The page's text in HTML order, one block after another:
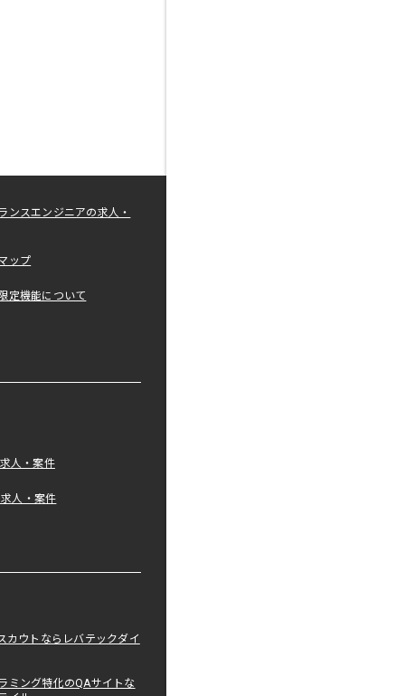
ンスエンジニアの求人・
ップ
定機能について
人・案件
人・案件
カウトならレバテックダイ
ミング特化のQAサイトな